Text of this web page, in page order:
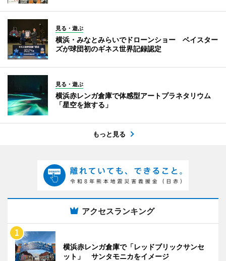
見る・遊ぶ
横浜・みなとみらいでドローンショー ベイスター
ズが球団初のギネス世界記録認定
見る・遊ぶ
横浜赤レンガ倉庫で体感型アートプラネタリウム
「星空を旅する」
もっと見る
アクセスランキング
横浜赤レンガ倉庫で「レッドブリックサンセ
ット」 サンタモニカをイメージ